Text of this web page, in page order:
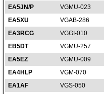
EA5JN/P
VGMU-023
EA5XU
VGAB-286
EA3RCG
VGGI-010
EB5DT
VGMU-257
EA5EZ
VGMU-009
EA4HLP
VGM-070
EA1AF
VGS-050